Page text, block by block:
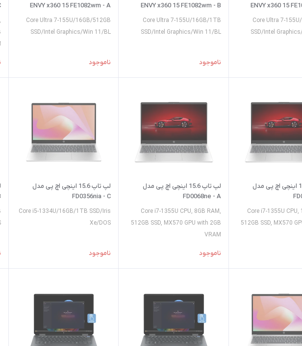
ENVY x360 15
Core Ultra 7-
SSD/Intel
ENVY x360 15 FE1082wm - B
Core Ultra 7-155U/16GB/1TB
SSD/Intel Graphics/Win 11/BL
ناموجود
ENVY x360 15 FE1082wm - A
Core Ultra 7-155U/16GB/512GB
SSD/Intel Graphics/Win 11/BL
ناموجود
لپ تاپ 15.6 اینچی اچ پی مدل
Core i7-1355U CPU,
512GB SSD, MX570
لپ تاپ 15.6 اینچی اچ پی مدل
FD0068ne - A
Core i7-1355U CPU, 8GB RAM,
512GB SSD, MX570 GPU with 2GB
VRAM
ناموجود
لپ تاپ 15.6 اینچی اچ پی مدل
FD0356nia - C
Core i5-1334U/16GB/1TB SSD/Iris
Xe/DOS
ناموجود